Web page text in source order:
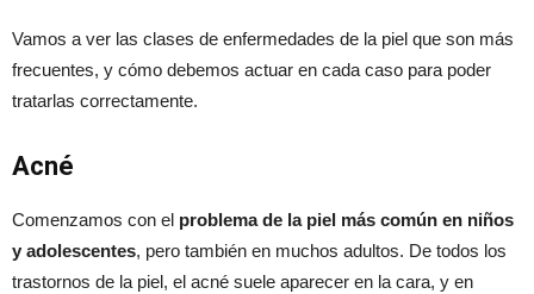
Vamos a ver las clases de enfermedades de la piel que son más
frecuentes, y cómo debemos actuar en cada caso para poder
tratarlas correctamente.
Acné
Comenzamos con el problema de la piel más común en niños
y adolescentes, pero también en muchos adultos. De todos los
trastornos de la piel, el acné suele aparecer en la cara, y en